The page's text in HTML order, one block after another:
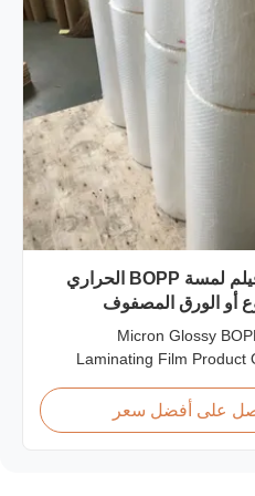
25 ميكرون فيلم لمسة BOPP الحراري
أو الورق المصفوف
25 Micron Glossy
Laminating Film Product
exceptional softness for
smooth application. Its
على أفضل سعر